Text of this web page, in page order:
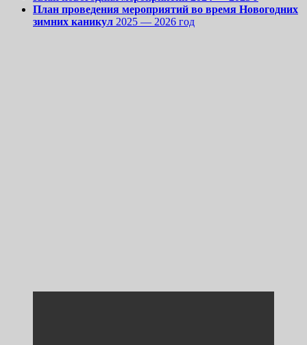
План проведения мероприятий во время Новогодних
зимних каникул 2025 — 2026 год